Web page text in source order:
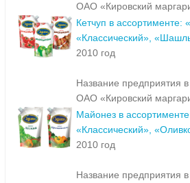
ОАО «Кировский
Кетчуп в ассортименте:
«Классический»,
2010 год
Название предприятия в
ОАО «Кировский
Майонез в
«Классический»,
2010 год
Название предприятия в